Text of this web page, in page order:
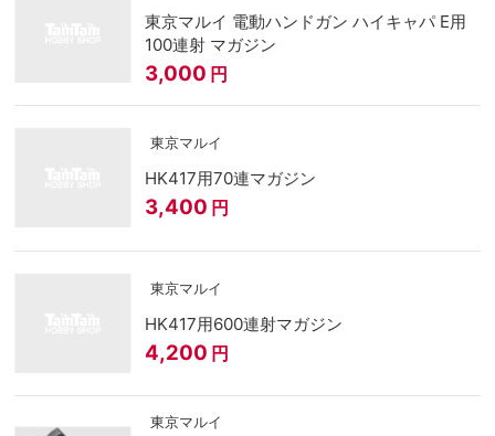
東京マルイ 電動ハンドガン ハイキャパ E用
100連射 マガジン
3,000 円
東京マルイ
HK417用70連マガジン
3,400 円
東京マルイ
HK417用600連射マガジン
4,200 円
東京マルイ